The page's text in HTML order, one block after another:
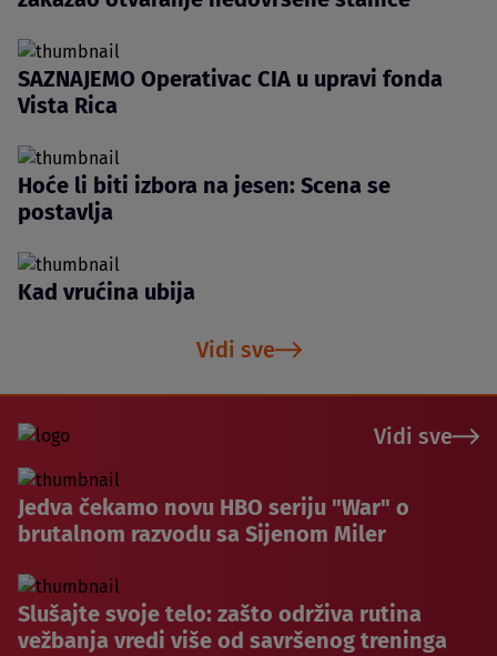
SAZNAJEMO Operativac CIA u upravi fonda
Vista Rica
Hoće li biti izbora na jesen: Scena se
postavlja
Kad vrućina ubija
Vidi sve
Vidi sve
Jedva čekamo novu HBO seriju "War" o
brutalnom razvodu sa Sijenom Miler
Slušajte svoje telo: zašto održiva rutina
vežbanja vredi više od savršenog treninga